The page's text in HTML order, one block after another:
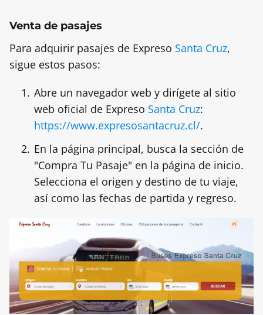
Venta de pasajes
Para adquirir pasajes de Expreso Santa Cruz,
sigue estos pasos:
Abre un navegador web y dirígete al sitio
web oficial de Expreso Santa Cruz:
https://www.expresosantacruz.cl/.
En la página principal, busca la sección de
"Compra Tu Pasaje" en la página de inicio.
Selecciona el origen y destino de tu viaje,
así como las fechas de partida y regreso.